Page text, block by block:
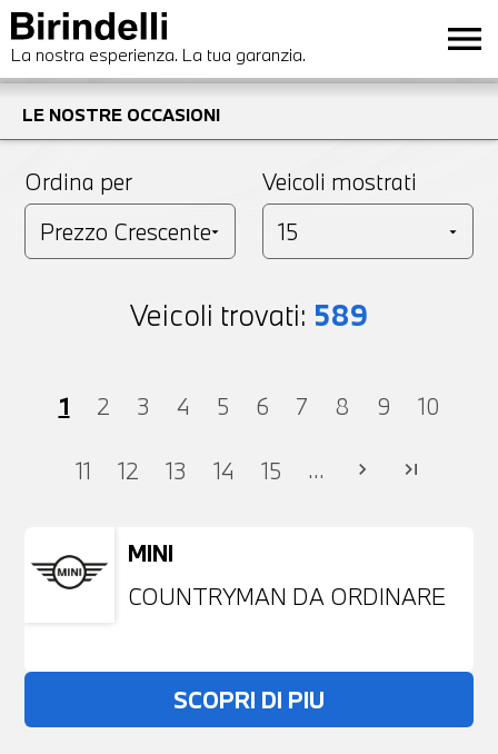
La nostra esperienza. La tua garanzia. menu
LE NOSTRE OCCASIONI
Ordina per Veicoli mostrati
Veicoli trovati: 589
1 2 3 4 5 6 7 8 9 10
11 12 13 14 15 ... chevron_right last_page
MINI
COUNTRYMAN DA ORDINARE
SCOPRI DI PIU